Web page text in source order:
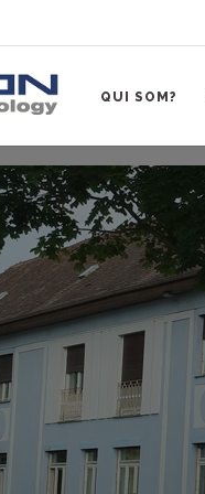
QUI SOM?